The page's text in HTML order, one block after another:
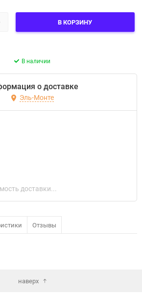
В КОРЗИНУ
В наличии
о доставке
Эль-Монте
доставки...
Отзывы
наверх